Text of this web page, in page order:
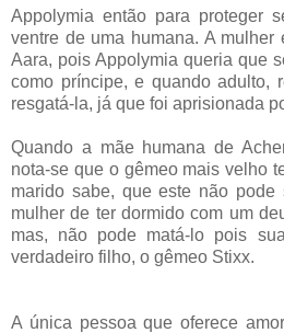
Appolymia então para proteger
ventre de uma humana. A
Aara, pois Appolymia queria que
como príncipe, e quando adulto,
resgatá-la, já que foi aprisionada
Quando a mãe humana de
nota-se que o gêmeo mais velho
marido sabe, que este não
mulher de ter dormido com um
mas, não pode matá-lo pois
verdadeiro filho, o gêmeo Stixx.
A única pessoa que oferece